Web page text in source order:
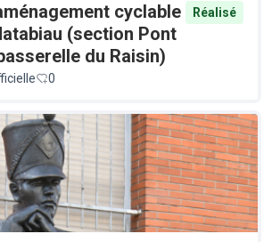
cyclable
(section Pont
du Raisin)
Réalisé
0